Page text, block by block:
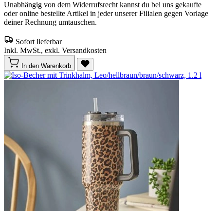
Unabhängig von dem Widerrufsrecht kannst du bei uns gekaufte
oder online bestellte Artikel in jeder unserer Filialen gegen Vorlage
deiner Rechnung umtauschen.
Sofort lieferbar
Inkl. MwSt., exkl. Versandkosten
In den Warenkorb